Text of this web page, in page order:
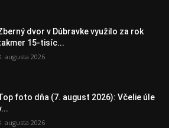
dvor v Dúbravke využilo za rok
15-tisíc...
augusta 2026
foto dňa (7. august 2026): Včelie úle
augusta 2026